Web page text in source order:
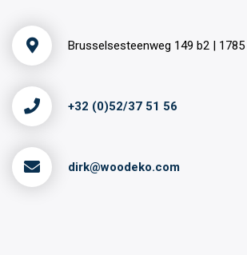
Brusselsesteenweg 149 b2 |
+32 (0)52/37 51 56
dirk@woodeko.com